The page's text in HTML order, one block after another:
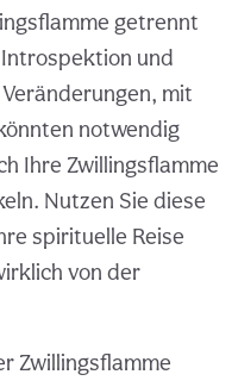
getrennt
und
mit
notwendig
Ihre Zwillingsflamme
Nutzen Sie diese
spirituelle Reise
von der
Zwillingsflamme